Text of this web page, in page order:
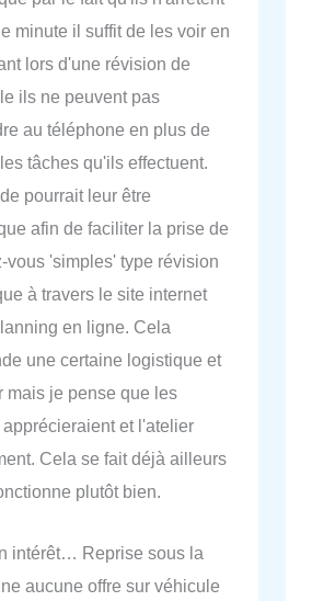
minute il suffit de les voir en
lors d'une révision de
ils ne peuvent pas
au téléphone en plus de
tâches qu'ils effectuent.
pourrait leur être
afin de faciliter la prise de
vous 'simples' type révision
à travers le site internet
en ligne. Cela
une certaine logistique et
mais je pense que les
et l'atelier
Cela se fait déjà ailleurs
plutôt bien.
intérêt… Reprise sous la
aucune offre sur véhicule